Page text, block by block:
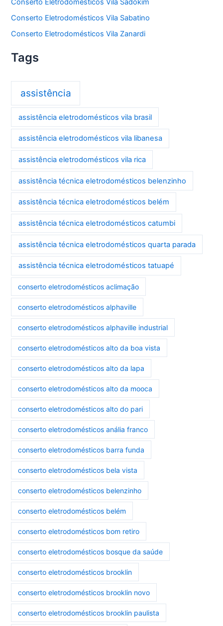
Conserto Eletrodomésticos Vila Sadokim
Conserto Eletrodomésticos Vila Sabatino
Conserto Eletrodomésticos Vila Zanardi
Tags
assistência
assistência eletrodomésticos vila brasil
assistência eletrodomésticos vila libanesa
assistência eletrodomésticos vila rica
assistência técnica eletrodomésticos belenzinho
assistência técnica eletrodomésticos belém
assistência técnica eletrodomésticos catumbi
assistência técnica eletrodomésticos quarta parada
assistência técnica eletrodomésticos tatuapé
conserto eletrodomésticos aclimação
conserto eletrodomésticos alphaville
conserto eletrodomésticos alphaville industrial
conserto eletrodomésticos alto da boa vista
conserto eletrodomésticos alto da lapa
conserto eletrodomésticos alto da mooca
conserto eletrodomésticos alto do pari
conserto eletrodomésticos anália franco
conserto eletrodomésticos barra funda
conserto eletrodomésticos bela vista
conserto eletrodomésticos belenzinho
conserto eletrodomésticos belém
conserto eletrodomésticos bom retiro
conserto eletrodomésticos bosque da saúde
conserto eletrodomésticos brooklin
conserto eletrodomésticos brooklin novo
conserto eletrodomésticos brooklin paulista